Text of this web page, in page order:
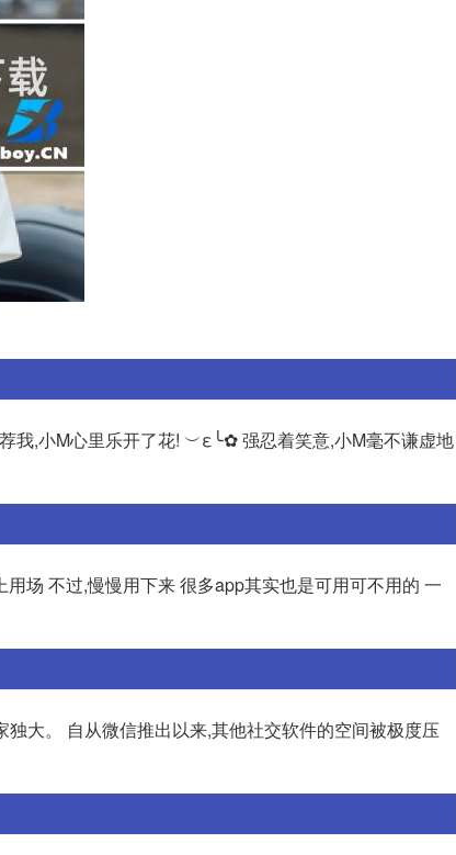
我,小M心里乐开了花! ︶ε╰✿ 强忍着笑意,小M毫不谦虚地
场 不过,慢慢用下来 很多app其实也是可用可不用的 一
大。 自从微信推出以来,其他社交软件的空间被极度压